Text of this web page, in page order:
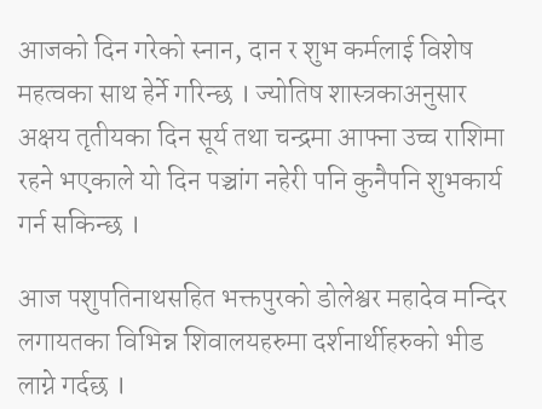
आजको दिन गरेको स्नान, दान र शुभ कर्मलाई विशेष
महत्वका साथ हेर्ने गरिन्छ । ज्योतिष शास्त्रकाअनुसार
अक्षय तृतीयका दिन सूर्य तथा चन्द्रमा आफ्ना उच्च राशिमा
रहने भएकाले यो दिन पञ्चांग नहेरी पनि कुनैपनि शुभकार्य
गर्न सकिन्छ ।
आज पशुपतिनाथसहित भक्तपुरको डोलेश्वर महादेव मन्दिर
लगायतका विभिन्न शिवालयहरुमा दर्शनार्थीहरुको भीड
लाग्ने गर्दछ ।